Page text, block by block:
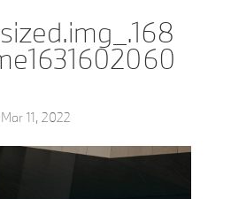
Mar 11, 2022